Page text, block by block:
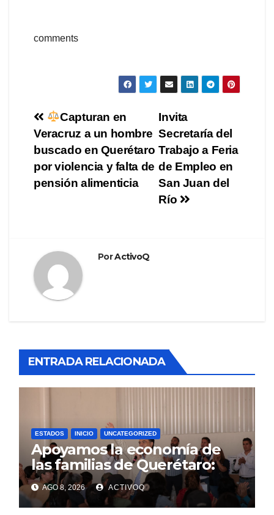
comments
Navegación
de
entradas
Invita
Secretaría del
Trabajo a Feria
de Empleo en
San Juan del
Río
Capturan en
Veracruz a un hombre
buscado en Querétaro
por violencia y falta de
pensión alimenticia
PorActivoQ
ENTRADA RELACIONADA
ESTADOS INICIO UNCATEGORIZED
Apoyamos la economía de
las familias de Querétaro:
Luis Nava
AGO 8, 2026 ACTIVOQ